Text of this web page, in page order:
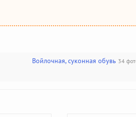
Войлочная, суконная обувь 34